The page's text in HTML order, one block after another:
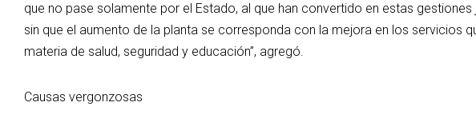
que no pase solamente por el Estado, al que han convertido en estas
sin que el aumento de la planta se corresponda con la mejora en los servicios
materia de salud, seguridad y educación”, agregó.
Causas vergonzosas